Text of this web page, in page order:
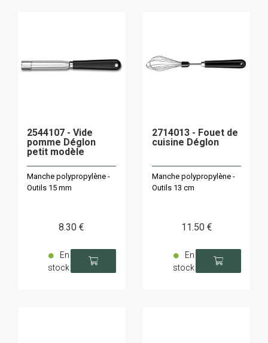
2544107 - Vide
pomme Déglon
petit modèle
Manche polypropylène -
Outils 15 mm
8.30 €
En
stock
2714013 - Fouet de
cuisine Déglon
Manche polypropylène -
Outils 13 cm
11.50 €
En
stock